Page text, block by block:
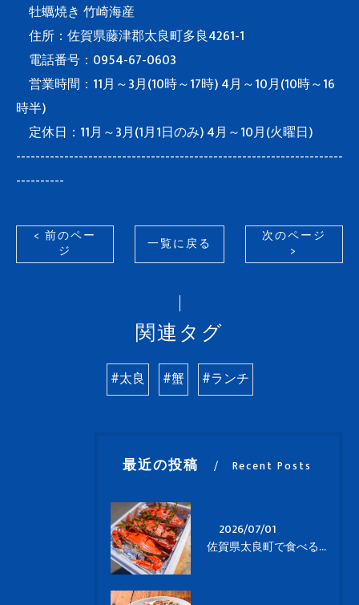
牡蠣焼き 竹崎海産
住所：佐賀県藤津郡太良町多良4261-1
電話番号：0954-67-0603
営業時間：11月～3月(10時～17時) 4月～10月(10時～16
時半)
定休日：11月～3月(1月1日のみ) 4月～10月(火曜日)
--------------------------------------------------------------------
----------
< 前のペー
ジ
一覧に戻る
次のページ
>
関連タグ
#太良 #蟹 #ランチ
最近の投稿 Recent Posts
2026/07/01
佐賀県太良町で食べる竹崎蟹🦀